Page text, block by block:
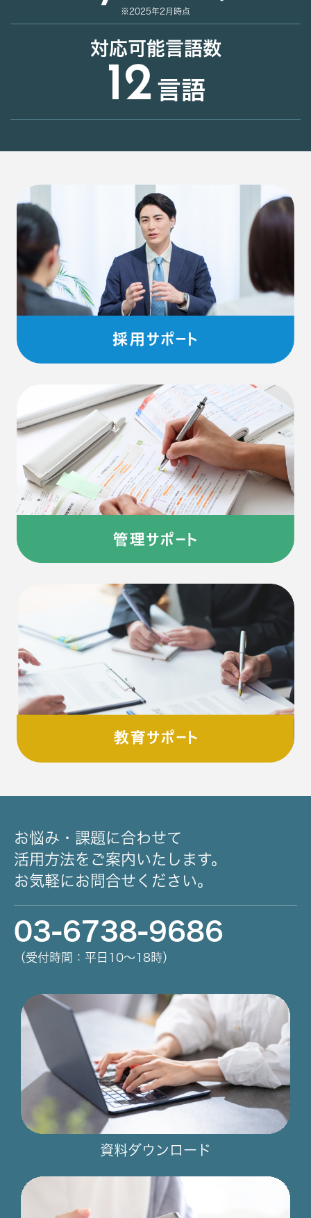
※2025年2月時点
対応可能言語数
12 言語
お悩み・課題に合わせて
活用方法をご案内いたします。
お気軽にお問合せください。
03-6738-9686
（受付時間：平日10～18時）
資料ダウンロード